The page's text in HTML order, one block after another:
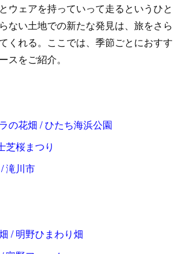
ウェアを持っていって走るというひと
ない土地での新たな発見は、旅をさら
くれる。ここでは、季節ごとにおすす
スをご紹介。
の花畑 / ひたち海浜公園
芝桜まつり
滝川市
/ 明野ひまわり畑